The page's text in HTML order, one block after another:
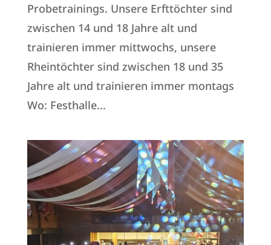
Probetrainings. Unsere Erfttöchter sind
zwischen 14 und 18 Jahre alt und
trainieren immer mittwochs, unsere
Rheintöchter sind zwischen 18 und 35
Jahre alt und trainieren immer montags
Wo: Festhalle...